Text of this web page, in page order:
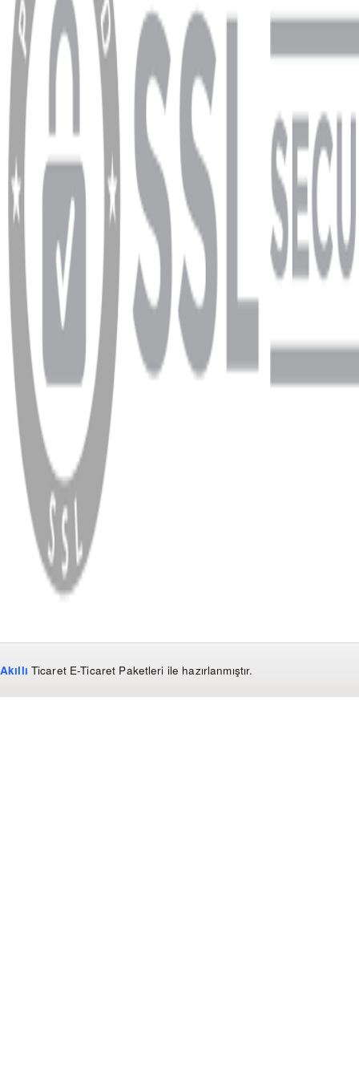
YARDIM VE DESTEK
Ödeme ve Teslimat Şartları
Garanti ve İade Şartları
info@dukkanhifi.com
0850 441 40 44
info@dukkanhifi.com 0850 441 40 44
Çalışma Saatleri: Pazartesi - Cuma 09:30 - 19:30, Cumartesi 10:00 - 18:00
WhatsApp Facebook
Copyright
2026 Dükkan Hifi
Akıllı Ticaret E-Ticaret Paketleri ile hazırlanmıştır.